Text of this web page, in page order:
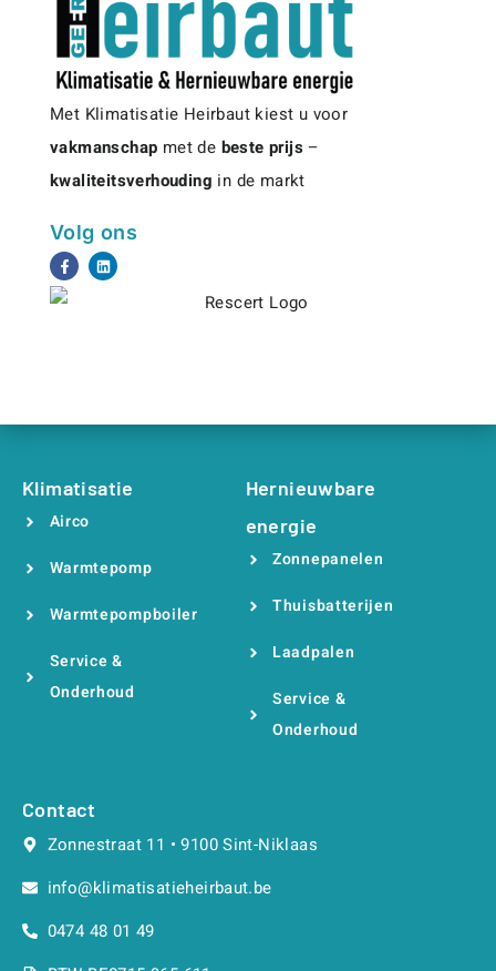
energie en voldoening!
Met Klimatisatie Heirbaut kiest u voor
vakmanschap met de beste prijs–
kwaliteitsverhouding in de markt
Volg ons
Klimatisatie
Airco
Warmtepomp
Warmtepompboiler
Service &
Onderhoud
Hernieuwbare
energie
Zonnepanelen
Thuisbatterijen
Laadpalen
Service &
Onderhoud
Contact
Zonnestraat 11 • 9100 Sint-Niklaas
info@klimatisatieheirbaut.be
0474 48 01 49